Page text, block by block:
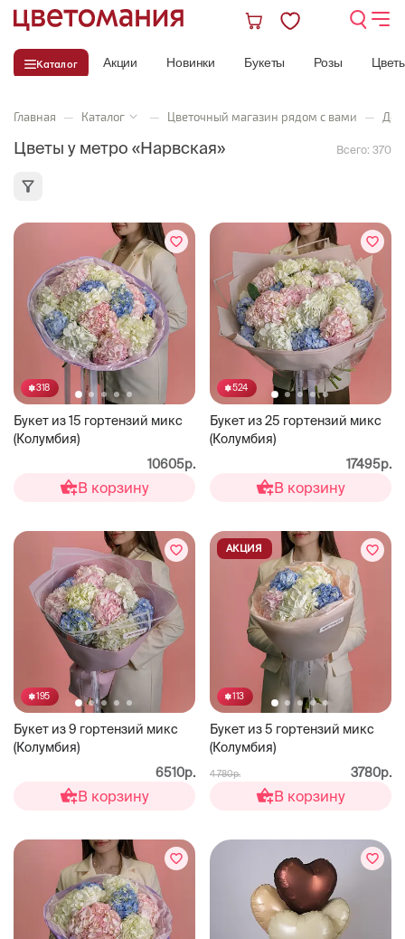
Каталог Акции Новинки Букеты Розы
Главная — Каталог — Цветочный магазин рядом с вами —
Цветы у метро «Нарвская» Всего: 370
318
Букет из 15 гортензий микс
(Колумбия)
10605р.
В корзину
524
Букет из 25 гортензий микс
(Колумбия)
17495р.
В корзину
195
Букет из 9 гортензий микс
(Колумбия)
6510р.
В корзину
113
Букет из 5 гортензий микс
(Колумбия)
АКЦИЯ
4 780р. 3780р.
В корзину